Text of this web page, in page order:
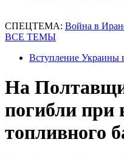
СПЕЦТЕМА: Война в
ВСЕ ТЕМЫ
Вступление Украины
На
погибли при
топливного